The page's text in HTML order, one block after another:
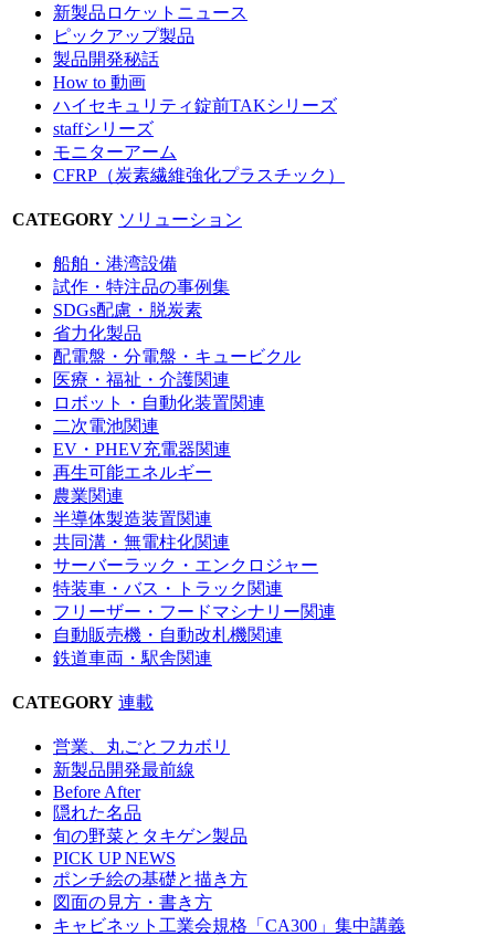
新製品ロケットニュース
ピックアップ製品
製品開発秘話
How to 動画
ハイセキュリティ錠前TAKシリーズ
staffシリーズ
モニターアーム
CFRP（炭素繊維強化プラスチック）
CATEGORY ソリューション
船舶・港湾設備
試作・特注品の事例集
SDGs配慮・脱炭素
省力化製品
配電盤・分電盤・キュービクル
医療・福祉・介護関連
ロボット・自動化装置関連
二次電池関連
EV・PHEV充電器関連
再生可能エネルギー
農業関連
半導体製造装置関連
共同溝・無電柱化関連
サーバーラック・エンクロジャー
特装車・バス・トラック関連
フリーザー・フードマシナリー関連
自動販売機・自動改札機関連
鉄道車両・駅舎関連
CATEGORY 連載
営業、丸ごとフカボリ
新製品開発最前線
Before After
隠れた名品
旬の野菜とタキゲン製品
PICK UP NEWS
ポンチ絵の基礎と描き方
図面の見方・書き方
キャビネット工業会規格「CA300」集中講義